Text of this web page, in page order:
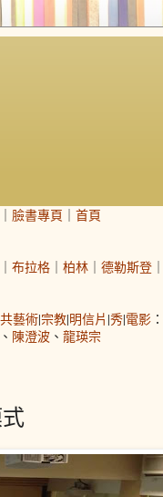
｜ 臉書專頁 ｜ 首頁
｜ 布拉格 ｜ 柏林 ｜ 德勒斯登 ｜
藝術|宗教|明信片 |秀|電影 ：
、 陳澄波 、 龍瑛宗